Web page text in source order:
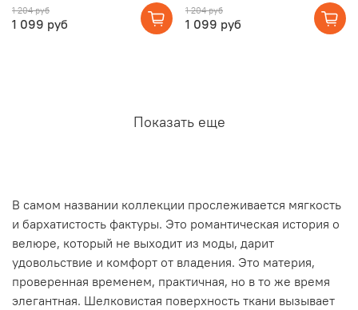
1 204 руб
1 099 руб
1 204 руб
1 099 руб
Показать еще
В самом названии коллекции прослеживается мягкость
и бархатистость фактуры. Это романтическая история о
велюре, который не выходит из моды, дарит
удовольствие и комфорт от владения. Это материя,
проверенная временем, практичная, но в то же время
элегантная. Шелковистая поверхность ткани вызывает